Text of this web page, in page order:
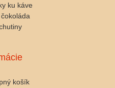
ku káve
košík